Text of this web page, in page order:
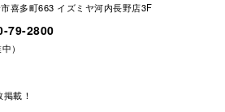
喜多町663 イズミヤ河内長野店3F
79-2800
）
載！